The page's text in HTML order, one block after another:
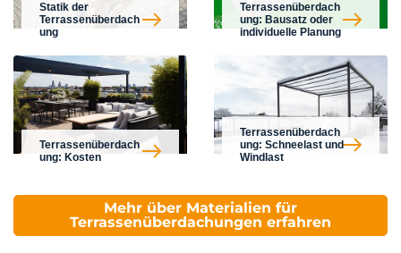
Statik der
Terrassenüberdach
ung
Terrassenüberdach
ung: Bausatz oder
individuelle Planung
Terrassenüberdach
ung: Kosten
Terrassenüberdach
ung: Schneelast und
Windlast
Mehr über Materialien für
Terrassenüberdachungen erfahren